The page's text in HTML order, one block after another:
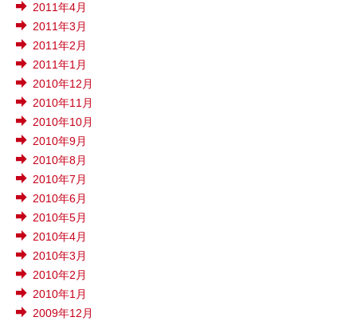
2011年4月
2011年3月
2011年2月
2011年1月
2010年12月
2010年11月
2010年10月
2010年9月
2010年8月
2010年7月
2010年6月
2010年5月
2010年4月
2010年3月
2010年2月
2010年1月
2009年12月